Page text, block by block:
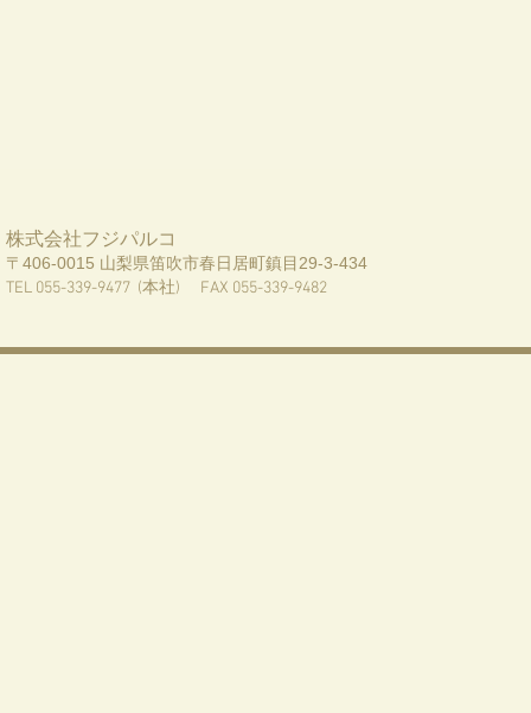
株式会社フジパルコ
〒406-001 5 山梨県笛吹市春日居町鎮目29-3-434
TEL 055-339-9477 (本社) FAX 055-339-9482